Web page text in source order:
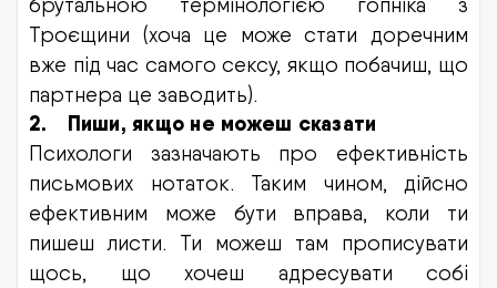
Троєщини (хоча це може стати доречним
вже під час самого сексу, якщо побачиш, що
партнера це заводить).
2. Пиши, якщо не можеш сказати
Психологи зазначають про ефективність
письмових нотаток. Таким чином, дійсно
ефективним може бути вправа, коли ти
пишеш листи. Ти можеш там прописувати
щось, що хочеш адресувати собі